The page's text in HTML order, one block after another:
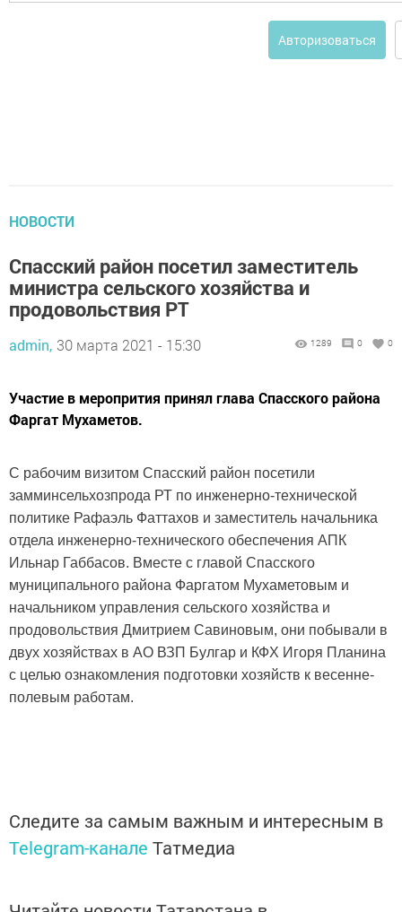
Авторизоваться
НОВОСТИ
Спасский район посетил заместитель
министра сельского хозяйства и
продовольствия РТ
admin, 30 марта 2021 - 15:30 1289 0 0
Участие в меропрития принял глава Спасского района
Фаргат Мухаметов.
С рабочим визитом Спасский район посетили
замминсельхозпрода РТ по инженерно-технической
политике Рафаэль Фаттахов и заместитель начальника
отдела инженерно-технического обеспечения АПК
Ильнар Габбасов. Вместе с главой Спасского
муниципального района Фаргатом Мухаметовым и
начальником управления сельского хозяйства и
продовольствия Дмитрием Савиновым, они побывали в
двух хозяйствах в АО ВЗП Булгар и КФХ Игоря Планина
с целью ознакомления подготовки хозяйств к весенне-
полевым работам.
Следите за самым важным и интересным в
Telegram-канале Татмедиа